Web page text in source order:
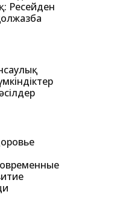
Ресейден